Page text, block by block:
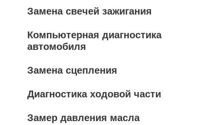
Замена свечей зажигания
Компьютерная диагностика
автомобиля
Замена сцепления
Диагностика ходовой части
Замер давления масла